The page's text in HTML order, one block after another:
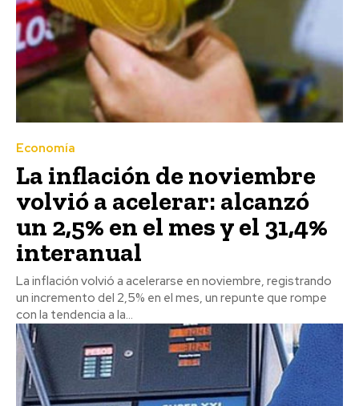
Economía
La inflación de noviembre
volvió a acelerar: alcanzó
un 2,5% en el mes y el 31,4%
interanual
La inflación volvió a acelerarse en noviembre, registrando
un incremento del 2,5% en el mes, un repunte que rompe
con la tendencia a la...